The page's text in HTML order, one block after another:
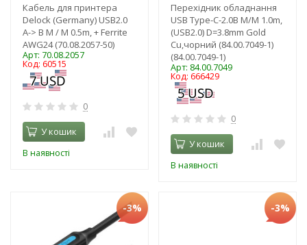
Кабель для принтера
Delock (Germany) USB2.0
A-> B M / M 0.5m, + Ferrite
AWG24 (70.08.2057-50)
Арт: 70.08.2057
Код: 60515
0
У кошик
В наявності
Перехідник обладнання
USB Type-C-2.0B M/M 1.0m,
(USB2.0) D=3.8mm Gold
Cu,чорний (84.00.7049-1)
(84.00.7049-1)
Арт: 84.00.7049
Код: 666429
0
У кошик
В наявності
-3% -3%